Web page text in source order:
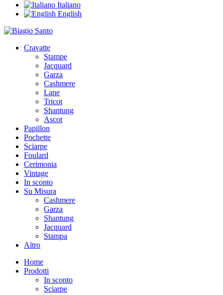
Italiano
English
Cravatte
Stampe
Jacquard
Garza
Cashmere
Lane
Tricot
Shantung
Ascot
Papillon
Pochette
Sciarpe
Foulard
Cerimonia
Vintage
In sconto
Su Misura
Cashmere
Garza
Shantung
Jacquard
Stampa
Altro
Home
Prodotti
In sconto
Sciarpe